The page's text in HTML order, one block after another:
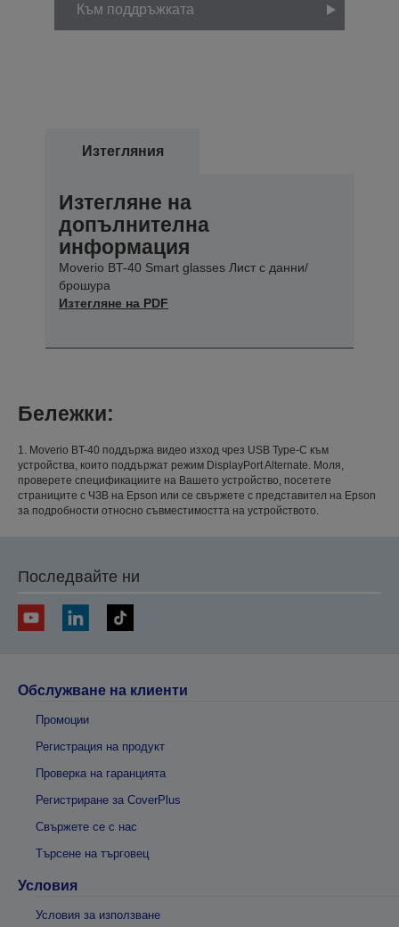
Към поддръжката
Изтегляния
Изтегляне на
допълнителна
информация
Moverio BT-40 Smart glasses Лист с данни/
брошура
Изтегляне на PDF
Бележки:
1. Moverio BT-40 поддържа видео изход чрез USB Type-C към
устройства, които поддържат режим DisplayPort Alternate. Моля,
проверете спецификациите на Вашето устройство, посетете
страниците с ЧЗВ на Epson или се свържете с представител на Epson
за подробности относно съвместимостта на устройството.
Последвайте ни
Обслужване на клиенти
Промоции
Регистрация на продукт
Проверка на гаранцията
Регистриране за CoverPlus
Свържете се с нас
Търсене на търговец
Условия
Условия за използване